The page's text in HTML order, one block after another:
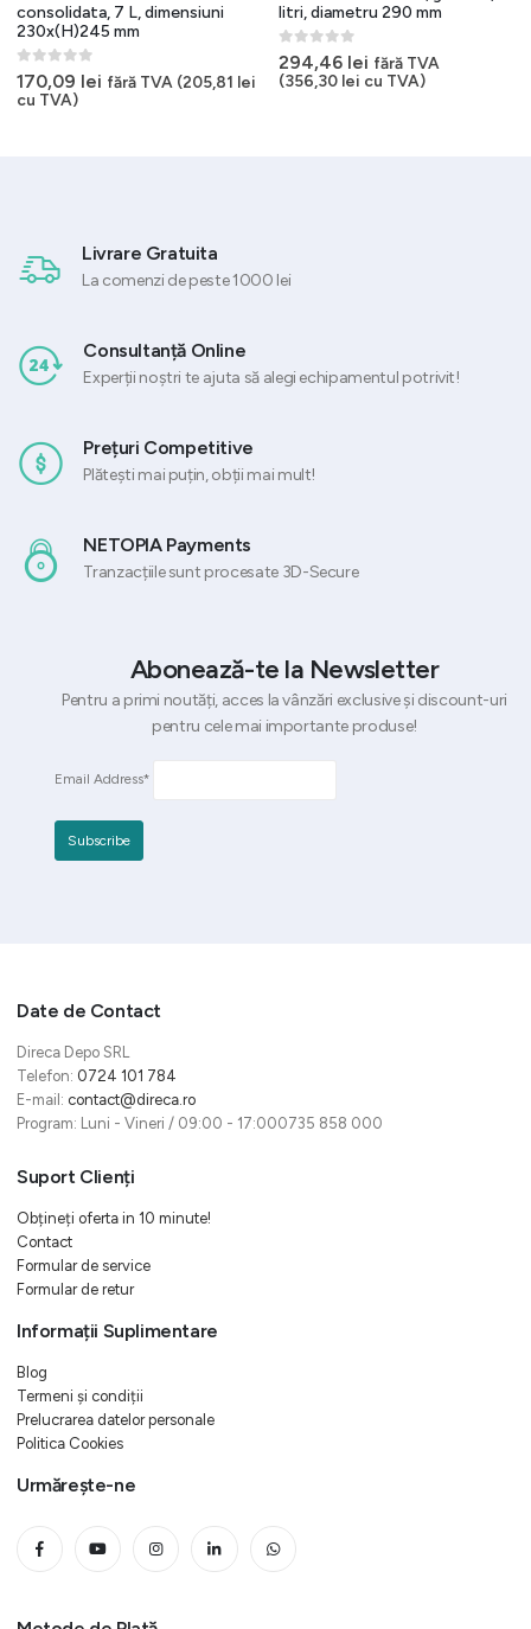
consolidata, 7 L, dimensiuni
230x(H)245 mm
0out of 5
170,09 lei fără TVA (205,81 lei
cu TVA)
litri, diametru 290 mm
0out of 5
294,46 lei fără TVA
(356,30 lei cu TVA)
Livrare Gratuita
La comenzi de peste 1000 lei
Consultanță Online
Experții noștri te ajuta să alegi echipamentul potrivit!
Prețuri Competitive
Plătești mai puțin, obții mai mult!
NETOPIA Payments
Tranzacțiile sunt procesate 3D-Secure
Abonează-te la Newsletter
Pentru a primi noutăți, acces la vânzări exclusive și discount-uri
pentru cele mai importante produse!
Email Address*
Date de Contact
Direca Depo SRL
Telefon: 0724 101 784
E-mail: contact@direca.ro
Program: Luni - Vineri / 09:00 - 17:000735 858 000
Suport Clienți
Obțineți oferta in 10 minute!
Contact
Formular de service
Formular de retur
Informații Suplimentare
Blog
Termeni și condiții
Prelucrarea datelor personale
Politica Cookies
Urmărește-ne